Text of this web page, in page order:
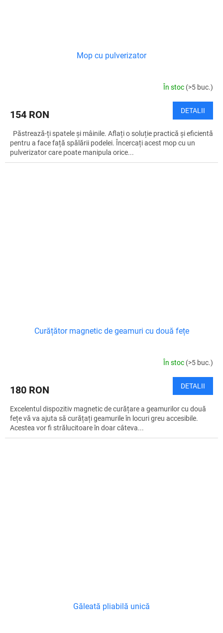
Mop cu pulverizator
În stoc (>5 buc.)
154 RON DETALII
Păstrează-ți spatele și mâinile. Aflați o soluție practică și eficientă
pentru a face față spălării podelei. Încercați acest mop cu un
pulverizator care poate manipula orice...
Curățător magnetic de geamuri cu două fețe
În stoc (>5 buc.)
180 RON DETALII
Excelentul dispozitiv magnetic de curățare a geamurilor cu două
fețe vă va ajuta să curățați geamurile în locuri greu accesibile.
Acestea vor fi strălucitoare în doar câteva...
Găleată pliabilă unică